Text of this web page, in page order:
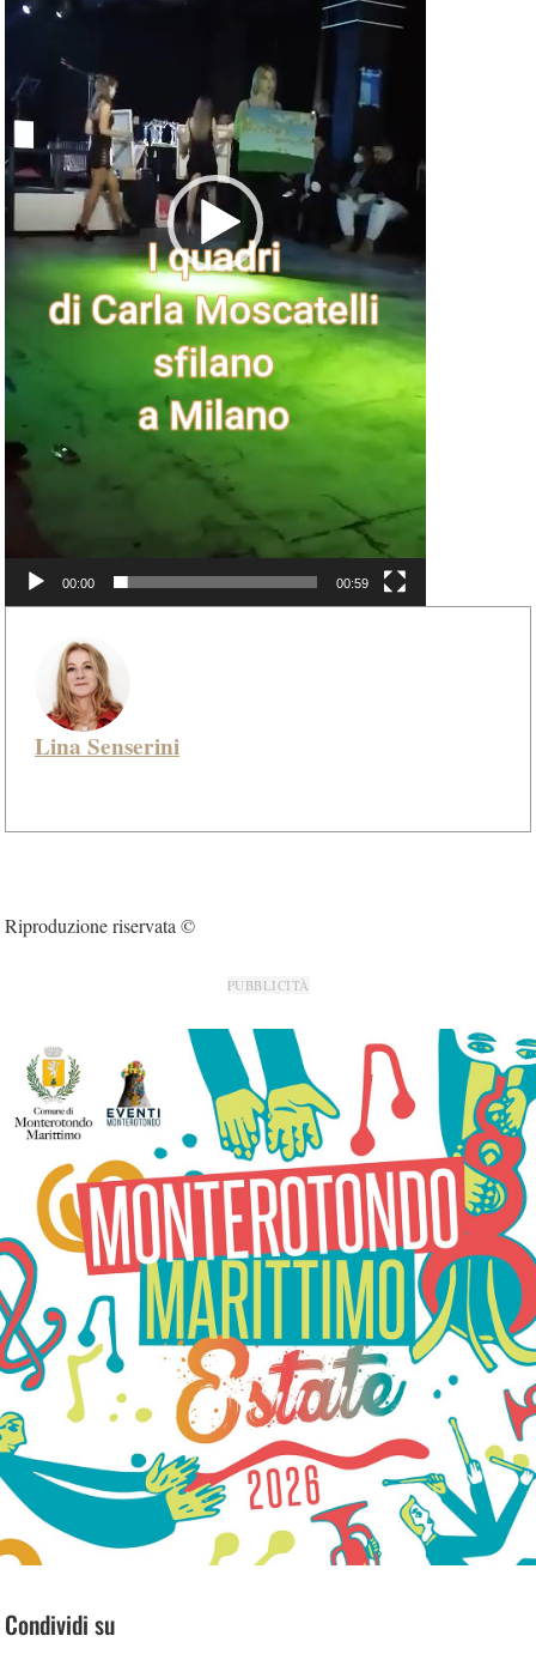
00:00 00:59
Lina Senserini
Riproduzione riservata ©
PUBBLICITÀ
Condividi su